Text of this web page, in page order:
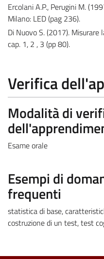
Ercolani A.P., Perugini M.
Milano: LED (pag 236).
Di Nuovo S. (2017).
cap. 1, 2 , 3 (pp 80).
Verifica
Modalità di
Esame orale
Esempi di
frequenti
statistica di base,
costruzione di un test, test